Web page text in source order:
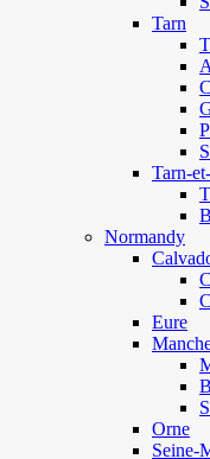
Tarn
Tarn-
Normandy
Eure
Orne
Seine-